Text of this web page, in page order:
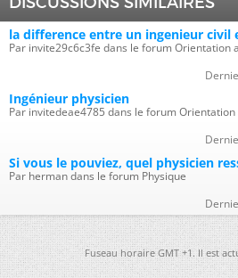
la difference entre un ingenieur civil
Par invite29c6c3fe dans le forum Orientation
Ingénieur physicien
Par invitedeae4785 dans le forum Orientation
Si vous le pouviez, quel physicien
Par herman dans le forum Physique
Fuseau horaire GMT +1. Il est